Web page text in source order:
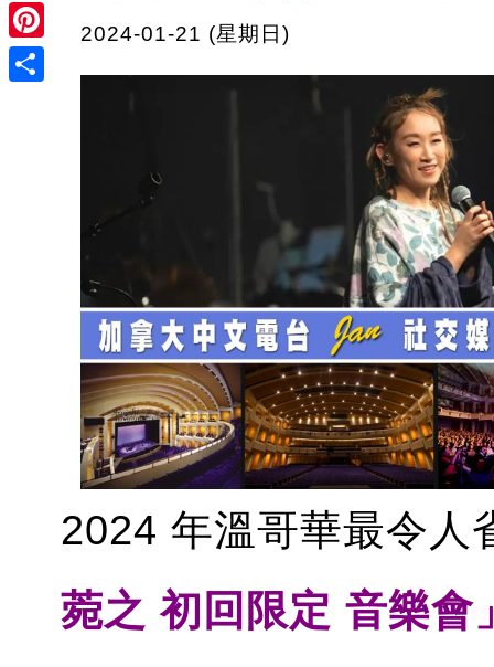
Twitter
Pinterest
2024-01-21 (星期日)
2024 年溫哥華最令人
菀之 初回限定 音樂會